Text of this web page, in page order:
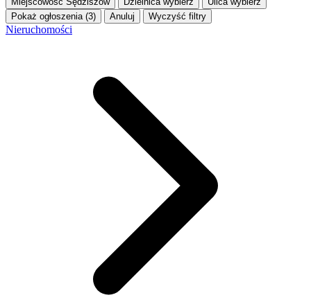
Pokaż ogłoszenia (3)
Anuluj Wyczyść filtry
Nieruchomości